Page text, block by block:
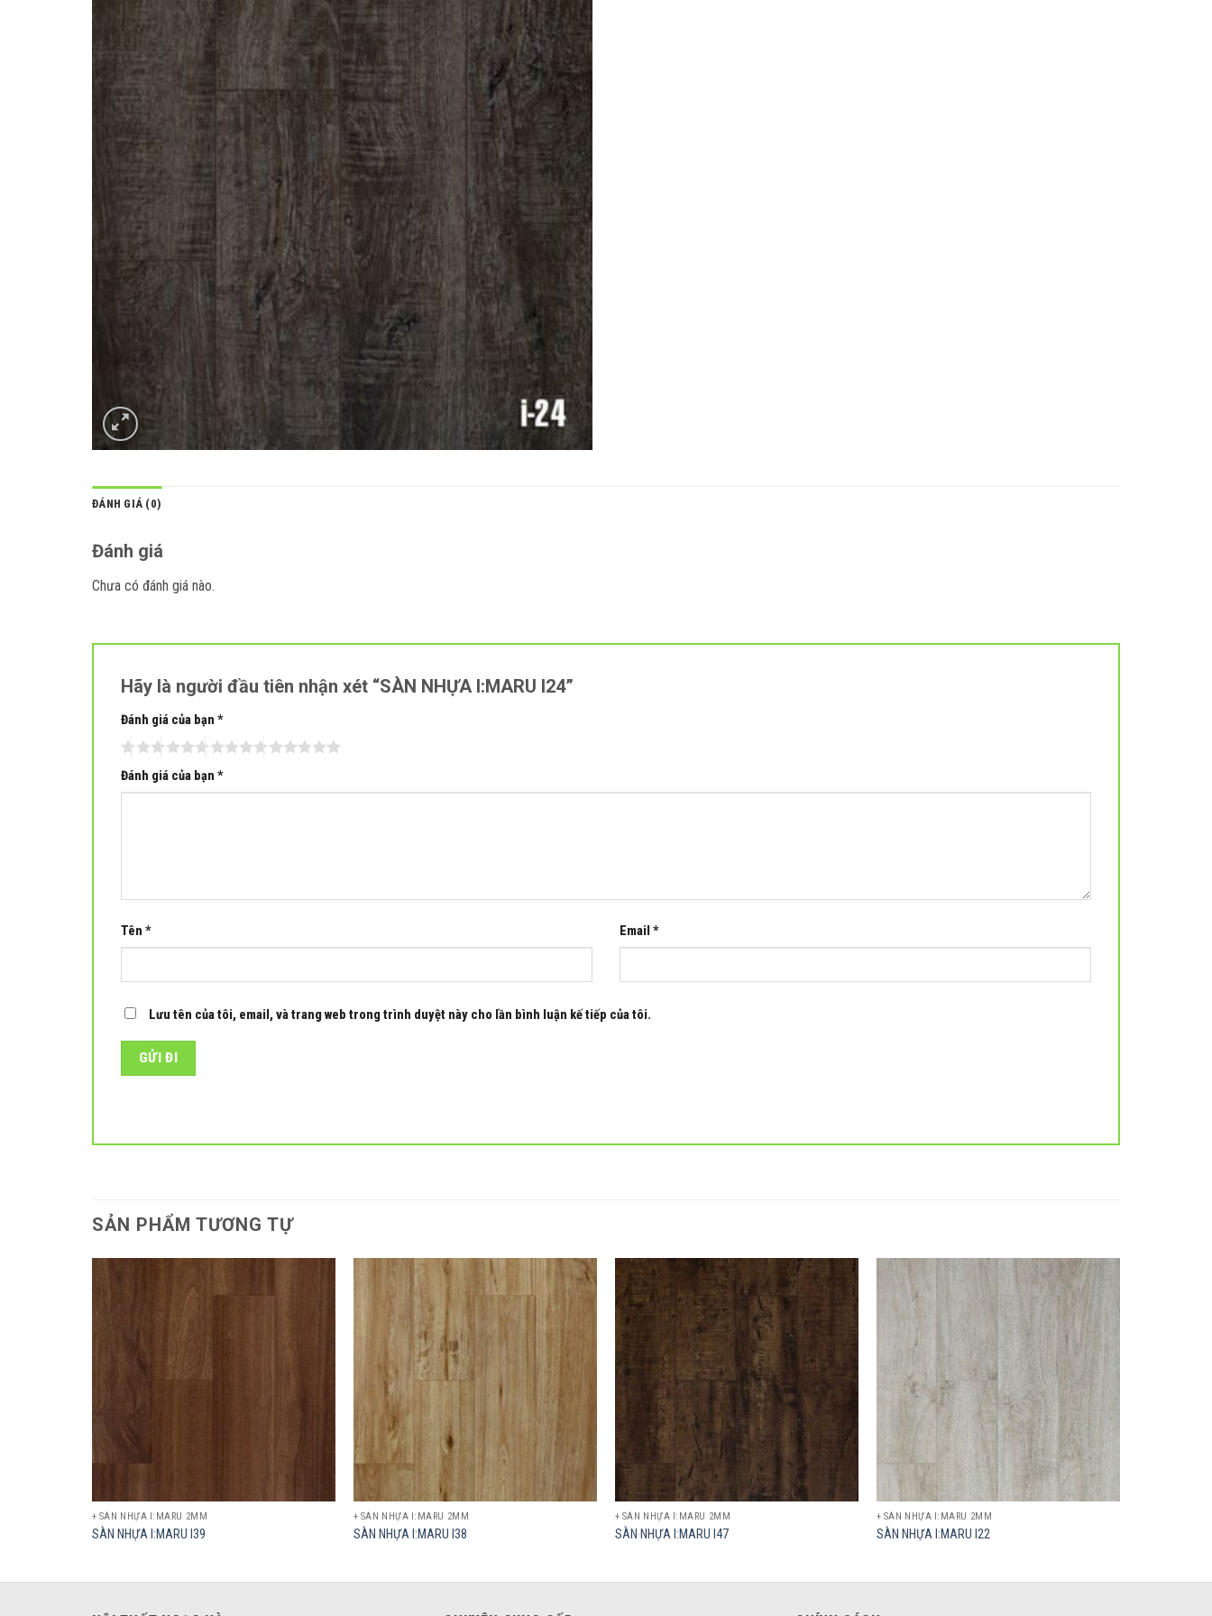
ĐÁNH GIÁ (0)
Đánh giá
Chưa có đánh giá nào.
Hãy là người đầu tiên nhận xét “SÀN NHỰA I:MARU I24”
Đánh giá của bạn *
Đánh giá của bạn *
Tên * Email *
Lưu tên của tôi, email, và trang web trong trình duyệt này cho lần bình luận kế tiếp của tôi.
SẢN PHẨM TƯƠNG TỰ
+ SÀN NHỰA I:MARU 2MM
SÀN NHỰA I:MARU I39
+ SÀN NHỰA I:MARU 2MM
SÀN NHỰA I:MARU I38
Add to
+ SÀN NHỰA I:MARU 2MM
SÀN NHỰA I:MARU I47
+ SÀN NHỰA I:MARU 2MM
SÀN NHỰA I:MARU I22